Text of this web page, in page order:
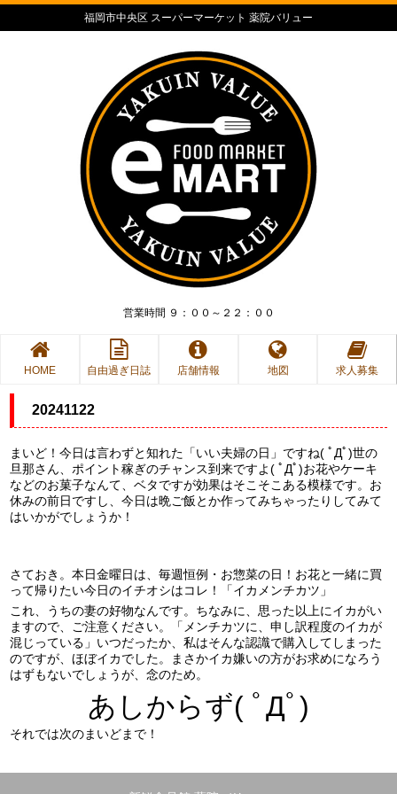
福岡市中央区 スーパーマーケット 薬院バリュー
営業時間 ９：００～２２：００
HOME 自由過ぎ日誌 店舗情報 地図 求人募集
20241122
まいど！今日は言わずと知れた「いい夫婦の日」ですね( ﾟДﾟ)世の
旦那さん、ポイント稼ぎのチャンス到来ですよ( ﾟДﾟ)お花やケーキ
などのお菓子なんて、ベタですが効果はそこそこある模様です。お
休みの前日ですし、今日は晩ご飯とか作ってみちゃったりしてみて
はいかがでしょうか！
さておき。本日金曜日は、毎週恒例・お惣菜の日！お花と一緒に買
って帰りたい今日のイチオシはコレ！「イカメンチカツ」
これ、うちの妻の好物なんです。ちなみに、思った以上にイカがい
ますので、ご注意ください。「メンチカツに、申し訳程度のイカが
混じっている」いつだったか、私はそんな認識で購入してしまった
のですが、ほぼイカでした。まさかイカ嫌いの方がお求めになろう
はずもないでしょうが、念のため。
あしからず( ﾟДﾟ)
それでは次のまいどまで！